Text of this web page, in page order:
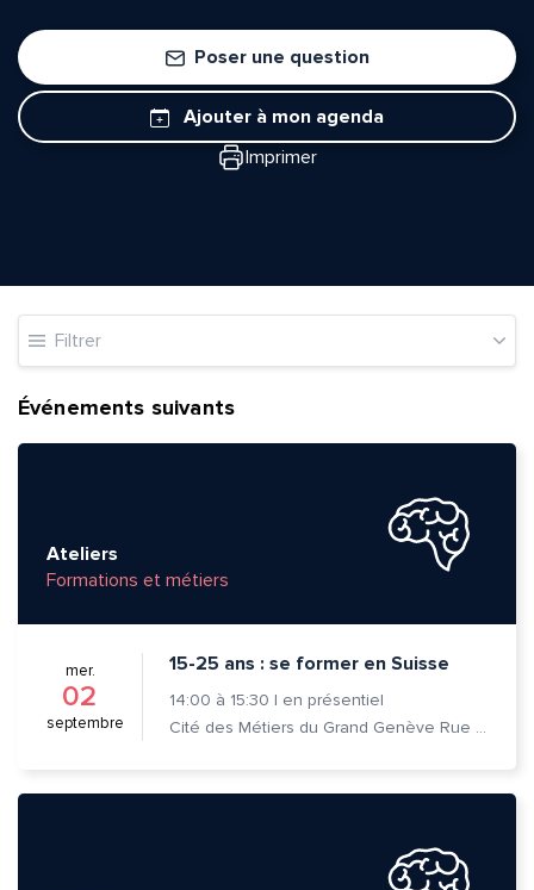
Poser une question
Ajouter à mon agenda
Imprimer
Filtrer
Événements suivants
Ateliers
Formations et métiers
mer.
02
septembre
15-25 ans : se former en Suisse
14:00 à 15:30 | en présentiel
Cité des Métiers du Grand Genève Rue Prévost-Martin 6 1205 Genève